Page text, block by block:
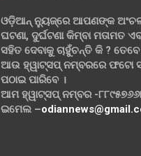
ଓଡ଼ିଆନ୍ ନ୍ୟୁଜ୍‌ରେ ଆପଣଙ୍କ
ଘଟଣା, ଦୁର୍ଘଟଣା କିମ୍ବା ମତାମତ
ସହିତ ଦେବାକୁ ଚାହୁଁଚନ୍ତି କି ?
ଆଉ ହ୍ୱାଟ୍‌ସପ୍ ନମ୍ବରରେ ଫଟୋ
ପଠାଇ ପାରିବେ ।
ଆମ ହ୍ୱାଟ୍‌ସପ୍ ନମ୍ବର -
ଇମେଲ –